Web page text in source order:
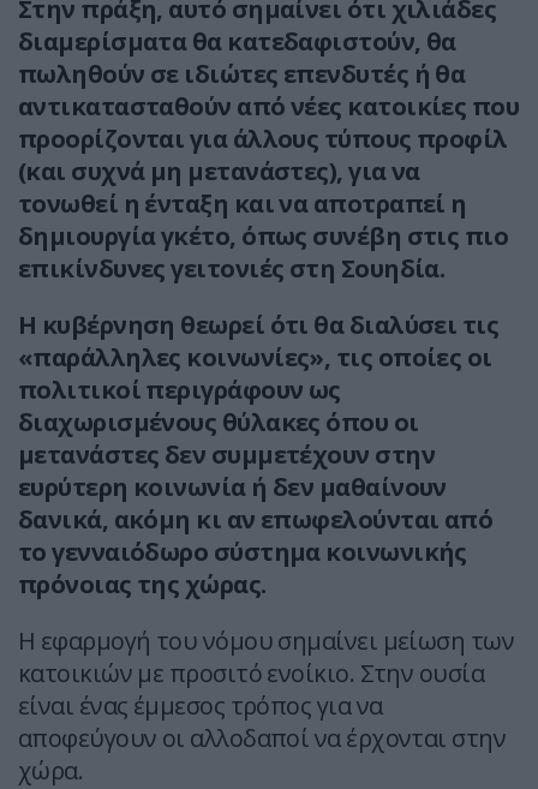
Στην πράξη, αυτό σημαίνει ότι χιλιάδες
διαμερίσματα θα κατεδαφιστούν, θα
πωληθούν σε ιδιώτες επενδυτές ή θα
αντικατασταθούν από νέες κατοικίες που
προορίζονται για άλλους τύπους προφίλ
(και συχνά μη μετανάστες), για να
τονωθεί η ένταξη και να αποτραπεί η
δημιουργία γκέτο, όπως συνέβη στις πιο
επικίνδυνες γειτονιές στη Σουηδία.
Η κυβέρνηση θεωρεί ότι θα διαλύσει τις
«παράλληλες κοινωνίες», τις οποίες οι
πολιτικοί περιγράφουν ως
διαχωρισμένους θύλακες όπου οι
μετανάστες δεν συμμετέχουν στην
ευρύτερη κοινωνία ή δεν μαθαίνουν
δανικά, ακόμη κι αν επωφελούνται από
το γενναιόδωρο σύστημα κοινωνικής
πρόνοιας της χώρας.
Η εφαρμογή του νόμου σημαίνει μείωση των
κατοικιών με προσιτό ενοίκιο. Στην ουσία
είναι ένας έμμεσος τρόπος για να
αποφεύγουν οι αλλοδαποί να έρχονται στην
χώρα.